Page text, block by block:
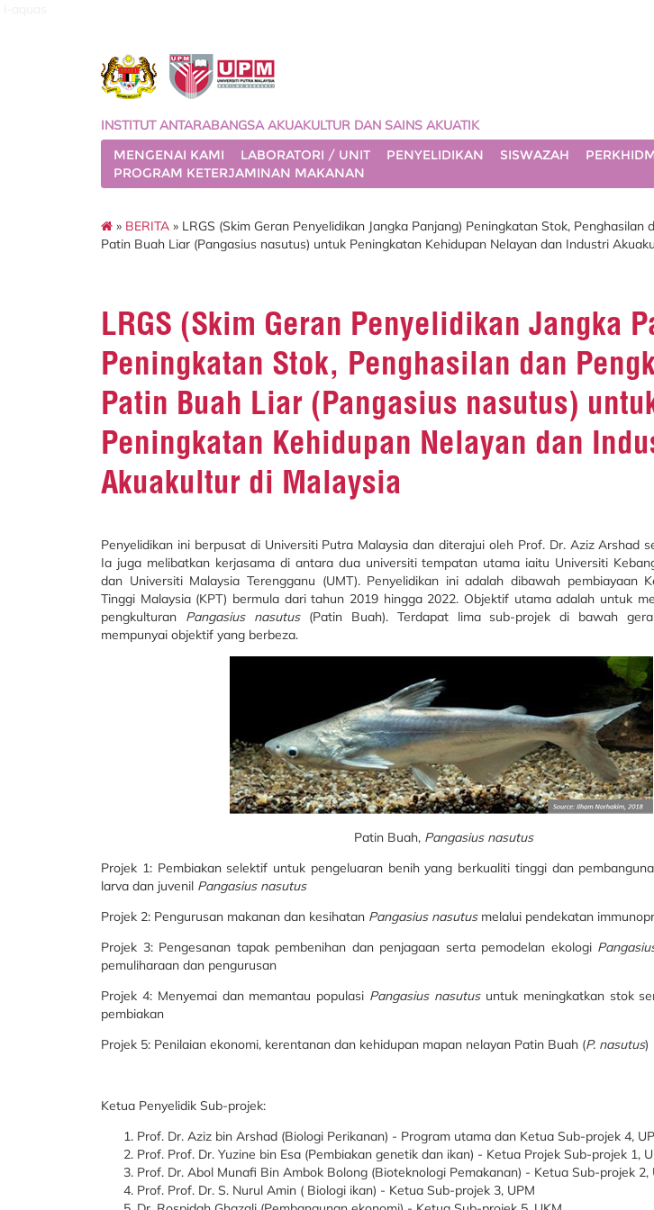
INSTITUT ANTARABANGSA AKUAKULTUR DAN SAINS AKUATIK
MENGENAI KAMI
LABORATORI / UNIT PENYELIDIKAN SISWAZAH
PROGRAM KETERJAMINAN MAKANAN
» BERITA » LRGS (Skim Geran Penyelidikan Jangka Panjang) Peningkatan Stok, Penghasilan
Patin Buah Liar (Pangasius nasutus) untuk Peningkatan Kehidupan Nelayan dan Industri
LRGS (Skim Geran Penyelidikan Jangka
Peningkatan Stok, Penghasilan dan
Patin Buah Liar (Pangasius nasutus)
Peningkatan Kehidupan Nelayan dan
Akuakultur di Malaysia
Penyelidikan ini berpusat di Universiti Putra Malaysia dan diterajui oleh Prof. Dr. Aziz Arshad
Ia juga melibatkan kerjasama di antara dua universiti tempatan utama iaitu Universiti
dan Universiti Malaysia Terengganu (UMT). Penyelidikan ini adalah dibawah pembiayaan
Tinggi Malaysia (KPT) bermula dari tahun 2019 hingga 2022. Objektif utama adalah untuk
pengkulturan Pangasius nasutus(Patin Buah). Terdapat lima sub-projek di bawah
mempunyai objektif yang berbeza.
Patin Buah, Pangasius nasutus
Projek 1: Pembiakan selektif untuk pengeluaran benih yang berkualiti tinggi dan
larva dan juvenil Pangasius nasutus
Projek 2: Pengurusan makanan dan kesihatan Pangasius nasutusmelalui pendekatan
Projek 3: Pengesanan tapak pembenihan dan penjagaan serta pemodelan ekologi
pemuliharaan dan pengurusan
Projek 4: Menyemai dan memantau populasi Pangasius nasutusuntuk meningkatkan stok
pembiakan
Projek 5: Penilaian ekonomi, kerentanan dan kehidupan mapan nelayan Patin Buah (P. nasutus)
Ketua Penyelidik Sub-projek:
Prof. Dr. Aziz bin Arshad (Biologi Perikanan) - Program utama dan Ketua Sub-projek 4,
Prof. Prof. Dr. Yuzine bin Esa (Pembiakan genetik dan ikan) - Ketua Projek Sub-projek 1,
Prof. Dr. Abol Munafi Bin Ambok Bolong (Bioteknologi Pemakanan) - Ketua Sub-projek 2,
Prof. Prof. Dr. S. Nurul Amin ( Biologi ikan) - Ketua Sub-projek 3, UPM